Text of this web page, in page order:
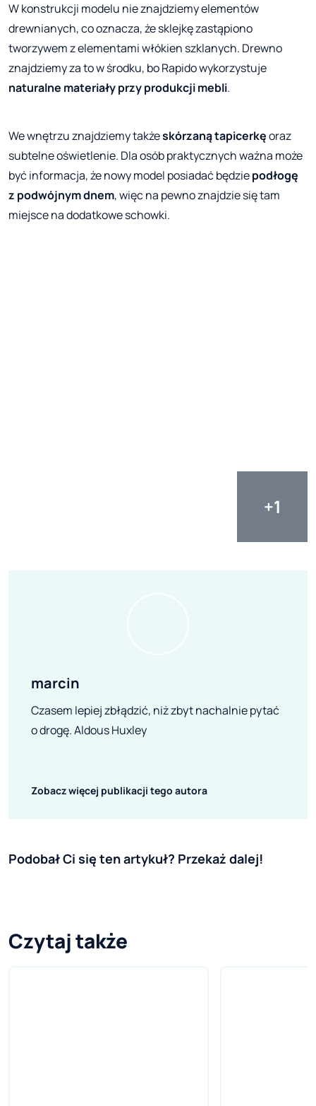
W konstrukcji modelu nie znajdziemy elementów
drewnianych, co oznacza, że sklejkę zastąpiono
tworzywem z elementami włókien szklanych. Drewno
znajdziemy za to w środku, bo Rapido wykorzystuje
naturalne materiały przy produkcji mebli.
We wnętrzu znajdziemy takżeskórzaną tapicerkęoraz
subtelne oświetlenie. Dla osób praktycznych ważna może
być informacja, że nowy model posiadać będziepodłogę
z podwójnym dnem, więc na pewno znajdzie się tam
miejsce na dodatkowe schowki.
marcin
Czasem lepiej zbłądzić, niż zbyt nachalnie pytać
o drogę. Aldous Huxley
Zobacz więcej publikacji tego autora
Podobał Ci się ten artykuł? Przekaż dalej!
Czytaj także